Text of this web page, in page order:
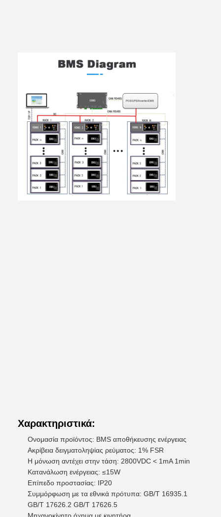
Χαρακτηριστικά:
Ονομασία προϊόντος: BMS αποθήκευσης ενέργειας
Ακρίβεια δειγματοληψίας ρεύματος: 1% FSR
Η μόνωση αντέχει στην τάση: 2800VDC < 1mA 1min
Κατανάλωση ενέργειας: ≤15W
Επίπεδο προστασίας: IP20
Συμμόρφωση με τα εθνικά πρότυπα: GB/T 16935.1
GB/T 17626.2 GB/T 17626.5